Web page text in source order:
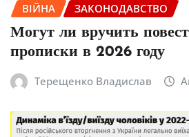
ВІЙНА ЗАКОНОДАВСТВО
Могут ли вручить
прописки в 2026 году
Терещенко Владислав